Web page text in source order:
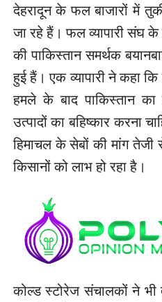
देहरादून के फल बाजारों में
जा रहे हैं। फल व्यापारी संघ
की पाकिस्तान समर्थक
हुई हैं। एक व्यापारी ने कहा
हमले के बाद पाकिस्तान
उत्पादों का बहिष्कार करना
हिमाचल के सेबों की मांग
किसानों को लाभ हो रहा है।
कोल्ड स्टोरेज संचालकों ने